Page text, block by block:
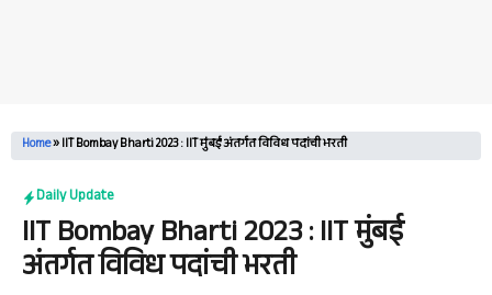
Home»IIT Bombay Bharti 2023 : IIT मुंबई अंतर्गत विविध पदांची भरती
Daily Update
IIT Bombay Bharti 2023 : IIT मुंबई
अंतर्गत विविध पदांची भरती